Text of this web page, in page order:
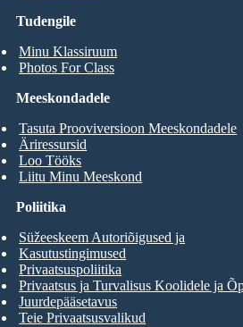
Tudengile
Minu Klassiruum
Photos For Class
Meeskondadele
Tasuta Prooviversioon Meeskondadele
Äriressursid
Loo Tööks
Liitu Minu Meeskond
Poliitika
Süžeeskeem Autoriõigused ja
Kasutustingimused
Privaatsuspoliitika
Privaatsus ja Turvalisus Koolidele ja
Juurdepääsetavus
Teie Privaatsusvalikud